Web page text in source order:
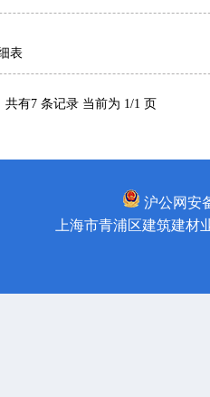
表
共有7 条记录 当前为 1/1 页
沪公网安
上海市青浦区建筑建材